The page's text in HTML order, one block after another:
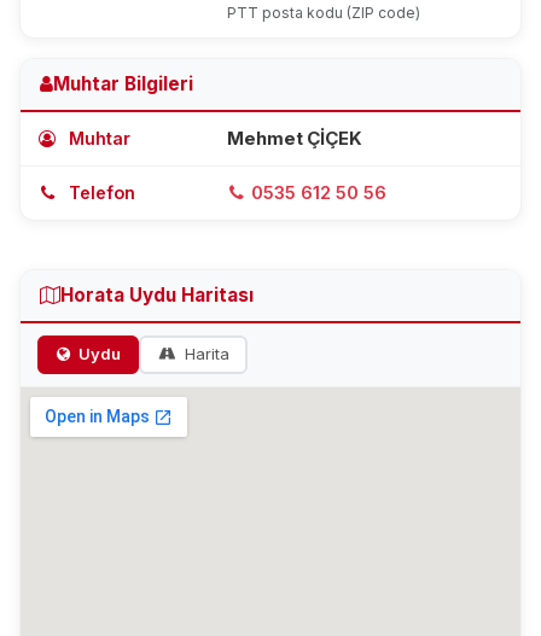
PTT posta kodu (ZIP code)
Muhtar Bilgileri
Muhtar Mehmet ÇİÇEK
Telefon 0535 612 50 56
Horata Uydu Haritası
Uydu Harita